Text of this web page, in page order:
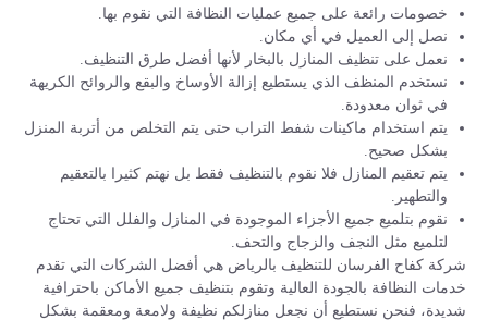
خصومات رائعة على جميع عمليات النظافة التي نقوم بها.
نصل إلى العميل في أي مكان.
نعمل على تنظيف المنازل بالبخار لأنها أفضل طرق التنظيف.
نستخدم المنظف الذي يستطيع إزالة الأوساخ والبقع والروائح الكريهة
في ثوان معدودة.
يتم استخدام ماكينات شفط التراب حتى يتم التخلص من أتربة المنزل
بشكل صحيح.
يتم تعقيم المنازل فلا نقوم بالتنظيف فقط بل نهتم كثيرا بالتعقيم
والتطهير.
نقوم بتلميع جميع الأجزاء الموجودة في المنازل والفلل التي تحتاج
لتلميع مثل النجف والزجاج والتحف.
شركة كفاح الفرسان للتنظيف بالرياض هي أفضل الشركات التي تقدم
خدمات النظافة بالجودة العالية وتقوم بتنظيف جميع الأماكن باحترافية
شديدة، فنحن نستطيع أن نجعل منازلكم نظيفة ولامعة ومعقمة بشكل